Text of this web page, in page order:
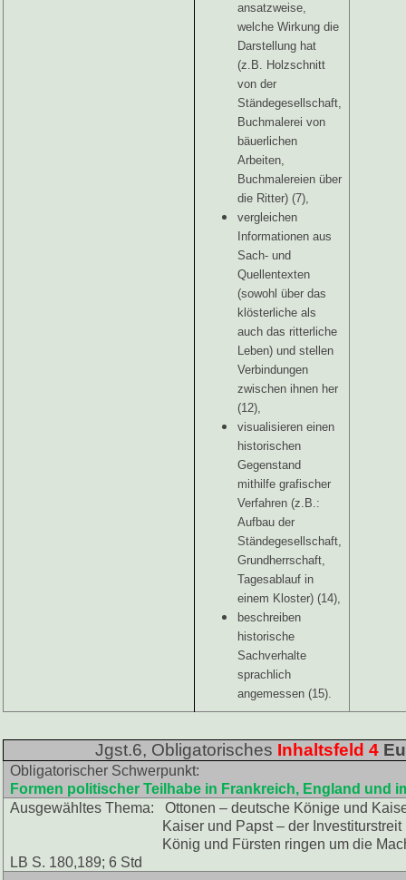
ansatzweise,
welche Wirkung die
Darstellung hat
(z.B. Holzschnitt
von der
Ständegesellschaft,
Buchmalerei von
bäuerlichen
Arbeiten,
Buchmalereien über
die Ritter) (7),
vergleichen
Informationen aus
Sach- und
Quellentexten
(sowohl über das
klösterliche als
auch das ritterliche
Leben) und stellen
Verbindungen
zwischen ihnen her
(12),
visualisieren einen
historischen
Gegenstand
mithilfe grafischer
Verfahren (z.B.:
Aufbau der
Ständegesellschaft,
Grundherrschaft,
Tagesablauf in
einem Kloster) (14),
beschreiben
historische
Sachverhalte
sprachlich
angemessen (15).
Jgst.6, Obligatorisches Inhaltsfeld 4
Obligatorischer Schwerpunkt:
Formen politischer Teilhabe in Frankreich, England und
Ausgewähltes Thema: Ottonen – deutsche Könige und
Kaiser und Papst – der Investiturstreit
König und Fürsten ringen um die
LB S. 180,189; 6 Std